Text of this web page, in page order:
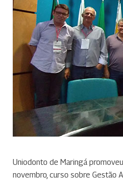
Uniodonto de Maringá
novembro, curso sobre Gestão